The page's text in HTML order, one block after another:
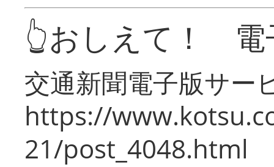
👆おしえて！ 電
交通新聞電子版サー
https://
21/post_4048.html